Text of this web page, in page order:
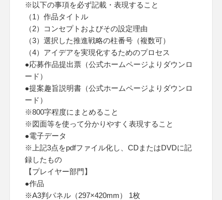
※以下の事項を必ず記載・表現すること
（1）作品タイトル
（2）コンセプトおよびその設定理由
（3）選択した推進戦略の柱番号（複数可）
（4）アイデアを実現化するためのプロセス
●応募作品提出票（公式ホームページよりダウンロ
ード）
●提案趣旨説明書（公式ホームページよりダウンロ
ード）
※800字程度にまとめること
※図面等を使って分かりやすく表現すること
●電子データ
※上記3点をpdfファイル化し、CDまたはDVDに記
録したもの
【プレイヤー部門】
●作品
※A3判パネル（297×420mm） 1枚